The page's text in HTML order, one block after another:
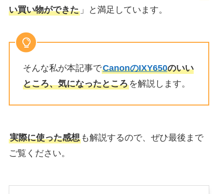
い買い物ができた」と満足しています。
そんな私が本記事でCanonのIXY650のいい
ところ、気になったところを解説します。
実際に使った感想も解説するので、ぜひ最後まで
ご覧ください。